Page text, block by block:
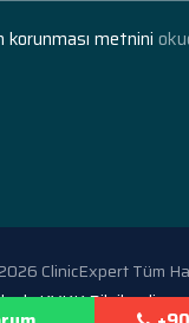
korunması metnini
ClinicExpert Tüm
KVKK Bilgilendirme